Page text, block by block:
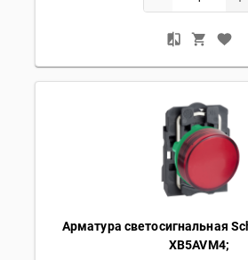
Арматура светосигнальная
XB5AVM4;